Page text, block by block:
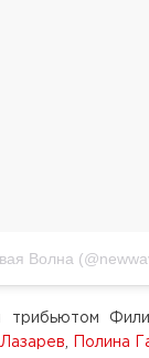
Волна
трибьютом
Полина